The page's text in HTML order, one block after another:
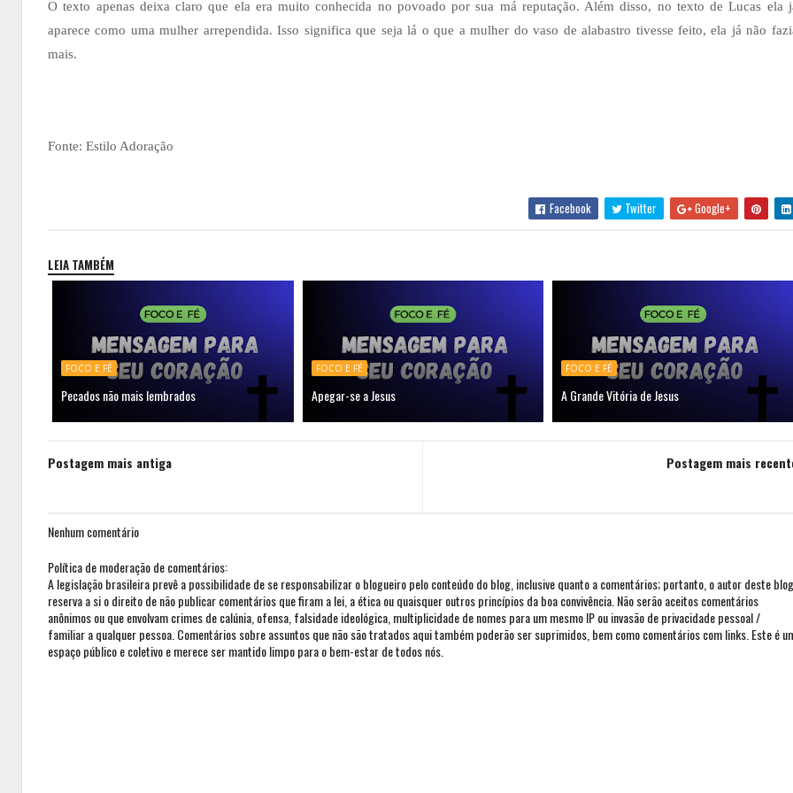
O texto apenas deixa claro que ela era muito conhecida no povoado por sua má reputação. Além disso, no texto de Lucas ela
aparece como uma mulher arrependida. Isso significa que seja lá o que a mulher do vaso de alabastro tivesse feito, ela já não
mais.
Fonte: Estilo Adoração
Facebook Twitter Google+
LEIA TAMBÉM
FOCO E FÉ
Pecados não mais lembrados
FOCO E FÉ
Apegar-se a Jesus
FOCO E FÉ
A Grande Vitória de Jesus
Postagem mais
Postagem mais antiga
Nenhum comentário
Política de moderação de comentários:
A legislação brasileira prevê a possibilidade de se responsabilizar o blogueiro pelo conteúdo do blog, inclusive quanto a comentários; portanto, o autor deste blog
reserva a si o direito de não publicar comentários que firam a lei, a ética ou quaisquer outros princípios da boa convivência. Não serão aceitos comentários
anônimos ou que envolvam crimes de calúnia, ofensa, falsidade ideológica, multiplicidade de nomes para um mesmo IP ou invasão de privacidade pessoal /
familiar a qualquer pessoa. Comentários sobre assuntos que não são tratados aqui também poderão ser suprimidos, bem como comentários com links. Este é
espaço público e coletivo e merece ser mantido limpo para o bem-estar de todos nós.